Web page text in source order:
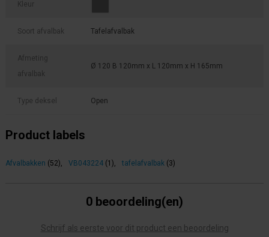
Kleur
Soort afvalbak Tafelafvalbak
Afmeting
afvalbak
Ø 120 B 120mm x L 120mm x H 165mm
Type deksel Open
Product labels
Afvalbakken (52), VB043224 (1), tafelafvalbak (3)
0 beoordeling(en)
Schrijf als eerste voor dit product een beoordeling